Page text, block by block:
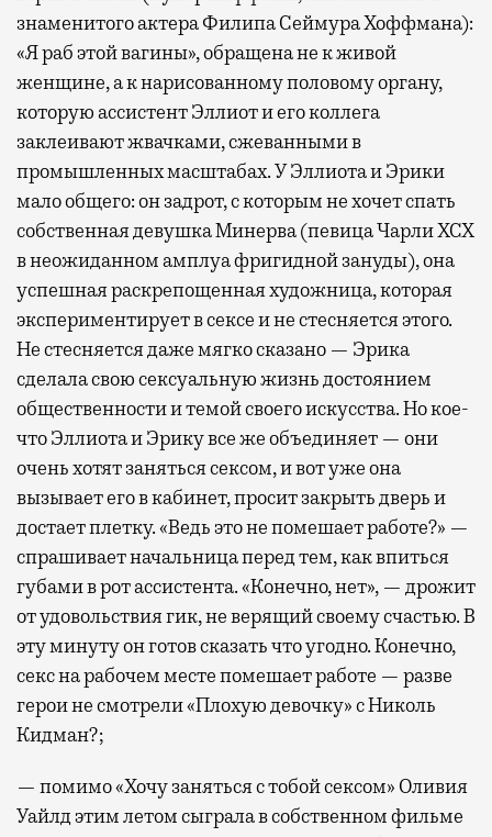
знаменитого актера Филипа Сеймура Хоффмана):
«Я раб этой вагины», обращена не к живой
женщине, а к нарисованному половому органу,
которую ассистент Эллиот и его коллега
заклеивают жвачками, сжеванными в
промышленных масштабах. У Эллиота и Эрики
мало общего: он задрот, с которым не хочет спать
собственная девушка Минерва (певица Чарли XCX
в неожиданном амплуа фригидной зануды), она
успешная раскрепощенная художница, которая
экспериментирует в сексе и не стесняется этого.
Не стесняется даже мягко сказано — Эрика
сделала свою сексуальную жизнь достоянием
общественности и темой своего искусства. Но кое-
что Эллиота и Эрику все же объединяет — они
очень хотят заняться сексом, и вот уже она
вызывает его в кабинет, просит закрыть дверь и
достает плетку. «Ведь это не помешает работе?» —
спрашивает начальница перед тем, как впиться
губами в рот ассистента. «Конечно, нет», — дрожит
от удовольствия гик, не верящий своему счастью. В
эту минуту он готов сказать что угодно. Конечно,
секс на рабочем месте помешает работе — разве
герои не смотрели «Плохую девочку» с Николь
Кидман?;
— помимо «Хочу заняться с тобой сексом» Оливия
Уайлд этим летом сыграла в собственном фильме